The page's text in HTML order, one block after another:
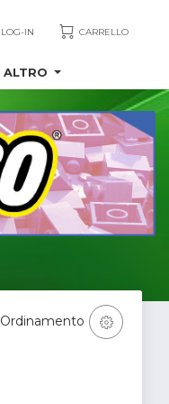
LOG-IN CARRELLO
ALTRO
Ordinamento